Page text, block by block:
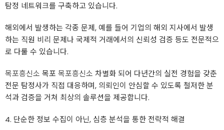
탐정 네트워크를 구축하고 있습니다.
해외에서 발생하는 각종 문제, 예를 들어 기업의 해외 지사에서 발생
하는 직원 비리 문제나 국제적 거래에서의 신뢰성 검증 등도 전문적으
로 다룰 수 있습니다.
목포흥신소 목포 목포흥신소 차별화 되어 다년간의 실전 경험을 갖춘
전문 탐정사가 직접 대응하며, 의뢰인이 안심할 수 있도록 철저한 분
석과 검증을 거쳐 최상의 솔루션을 제공합니다.
4. 단순한 정보 수집이 아닌, 심층 분석을 통한 전략적 해결